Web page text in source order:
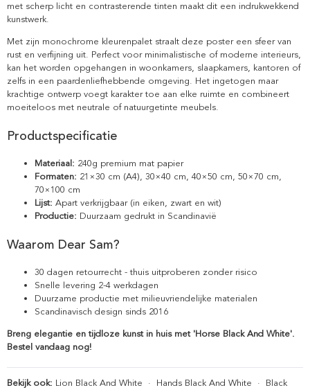
met scherp licht en contrasterende tinten maakt dit een indrukwekkend
kunstwerk.
Met zijn monochrome kleurenpalet straalt deze poster een sfeer van
rust en verfijning uit. Perfect voor minimalistische of moderne interieurs,
kan het worden opgehangen in woonkamers, slaapkamers, kantoren of
zelfs in een paardenliefhebbende omgeving. Het ingetogen maar
krachtige ontwerp voegt karakter toe aan elke ruimte en combineert
moeiteloos met neutrale of natuurgetinte meubels.
Productspecificatie
Materiaal: 240g premium mat papier
Formaten: 21×30 cm (A4), 30×40 cm, 40×50 cm, 50×70 cm,
70×100 cm
Lijst: Apart verkrijgbaar (in eiken, zwart en wit)
Productie: Duurzaam gedrukt in Scandinavië
Waarom Dear Sam?
30 dagen retourrecht - thuis uitproberen zonder risico
Snelle levering 2-4 werkdagen
Duurzame productie met milieuvriendelijke materialen
Scandinavisch design sinds 2016
Breng elegantie en tijdloze kunst in huis met 'Horse Black And White'.
Bestel vandaag nog!
Bekijk ook: Lion Black And White · Hands Black And White · Black